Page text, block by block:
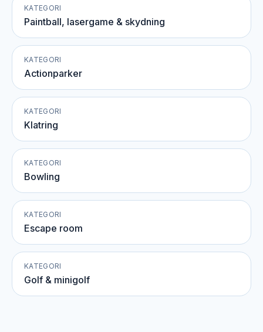
KATEGORI
Paintball, lasergame & skydning
KATEGORI
Actionparker
KATEGORI
Klatring
KATEGORI
Bowling
KATEGORI
Escape room
KATEGORI
Golf & minigolf